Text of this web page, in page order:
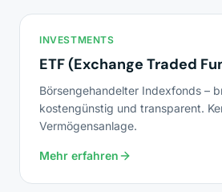
INVESTMENTS
ETF (Exchange Traded
Börsengehandelter Indexfonds –
kostengünstig und transparent.
Vermögensanlage.
Mehr erfahren